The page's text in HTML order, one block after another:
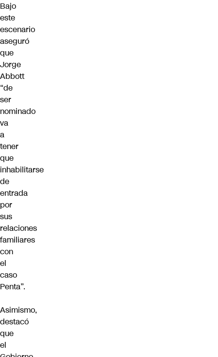
Bajo
este
escenario
aseguró
que
Jorge
Abbott
“de
ser
nominado
va
a
tener
que
inhabilitarse
de
entrada
por
sus
relaciones
familiares
con
el
caso
Penta”.
Asimismo,
destacó
que
el